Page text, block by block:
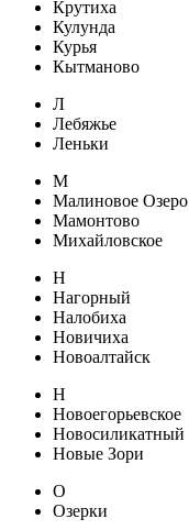
Крутиха
Кулунда
Курья
Кытманово
Л
Лебяжье
Леньки
М
Малиновое Озеро
Мамонтово
Михайловское
Н
Нагорный
Налобиха
Новичиха
Новоалтайск
Н
Новоегорьевское
Новосиликатный
Новые Зори
О
Озерки